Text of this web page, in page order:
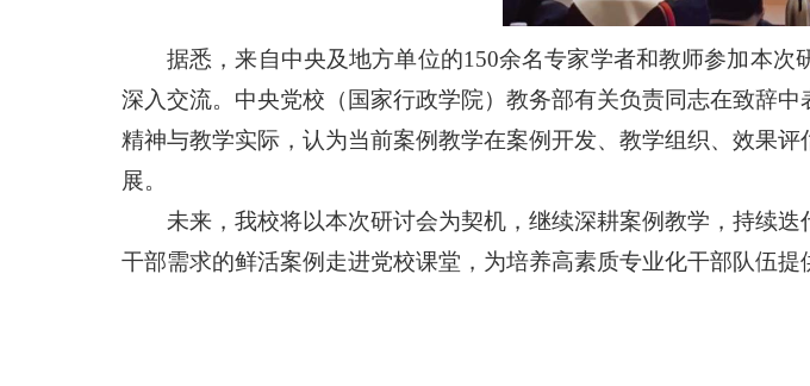
据悉，来自中央及地方单位的150余名专家学者和教师参加本
深入交流。中央党校（国家行政学院）教务部有关负责同志在致辞
精神与教学实际，认为当前案例教学在案例开发、教学组织、效果
展。
未来，我校将以本次研讨会为契机，继续深耕案例教学，持续
干部需求的鲜活案例走进党校课堂，为培养高素质专业化干部队伍提